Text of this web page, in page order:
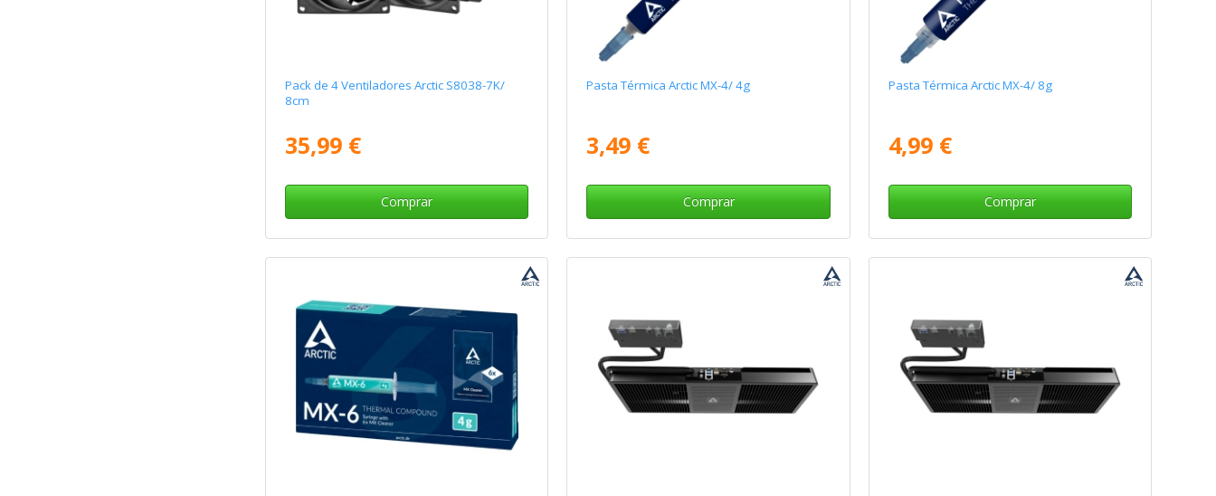
Pack de 4 Ventiladores Arctic S8038-7K/
8cm
35,99 €
Comprar
Pasta Térmica Arctic MX-4/ 4g
3,49 €
Comprar
Pasta Térmica Arctic MX-4/ 8g
4,99 €
Comprar